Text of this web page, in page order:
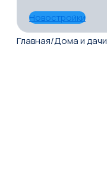
Новостройки
Главная/Дома и дачи